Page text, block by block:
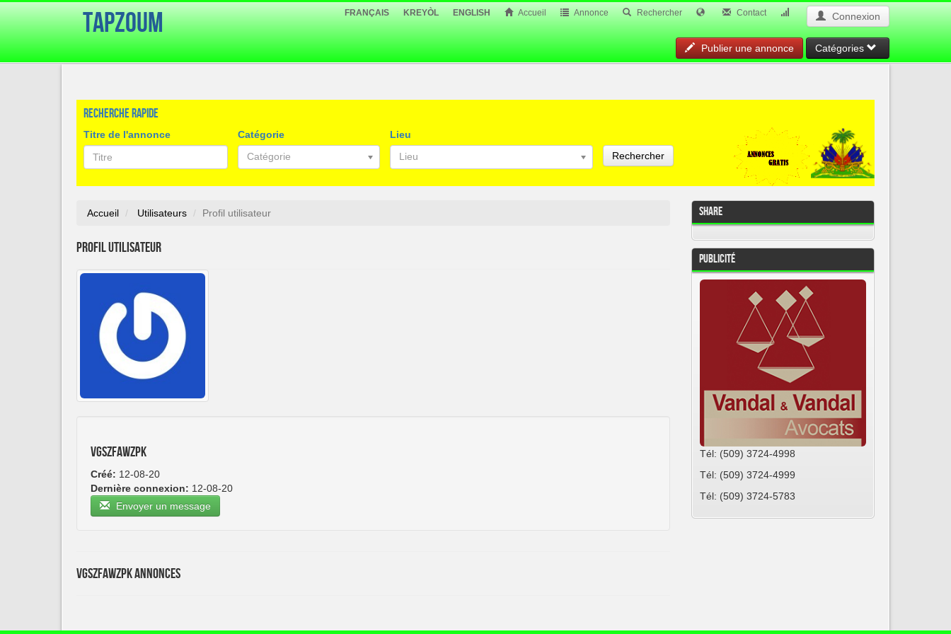
TapZoum FRANÇAIS KREYÒL ENGLISH Accueil Annonce Rechercher Contact Connexion
Publier une annonce Catégories
Recherche rapide
Titre de l'annonce
Catégorie
Catégorie
Lieu
Lieu
Rechercher
Accueil Utilisateurs Profil utilisateur
Profil utilisateur
vgszfawzpk
Créé: 12-08-20
Dernière connexion: 12-08-20
Envoyer un message
vgszfawzpk Annonces
Share
Publicité
Tél: (509) 3724-4998
Tél: (509) 3724-4999
Tél: (509) 3724-5783